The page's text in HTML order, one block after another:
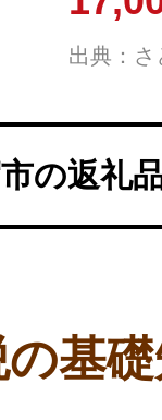
出典：さ
の返礼
基